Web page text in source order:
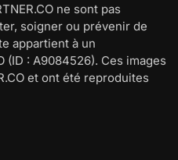
ne sont pas
soigner ou prévenir de
appartient à un
(ID : A9084526). Ces images
et ont été reproduites